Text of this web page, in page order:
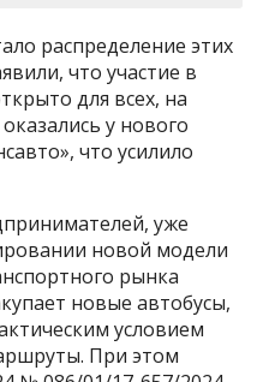
распределение этих
что участие в
для всех, на
у нового
что усилило
уже
новой модели
рынка
новые автобусы,
условием
При этом